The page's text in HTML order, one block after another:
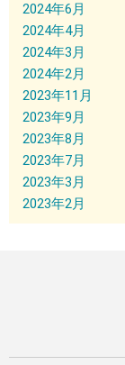
2024年6月
2024年4月
2024年3月
2024年2月
2023年11月
2023年9月
2023年8月
2023年7月
2023年3月
2023年2月